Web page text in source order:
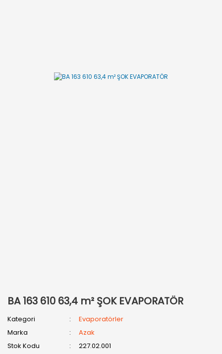
BA 163 610 63,4 m² ŞOK EVAPORATÖR
Kategori
Evaporatörler
Marka
Azak
Stok Kodu
227.02.001